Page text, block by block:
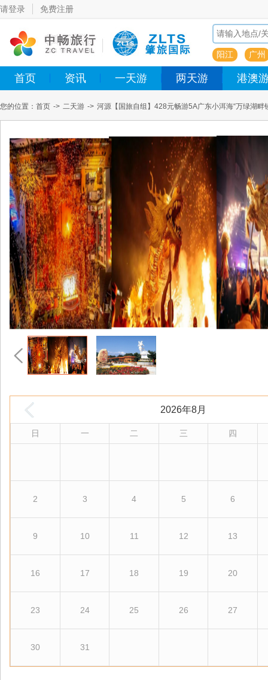
请登录 免费注册
阳江 广州
首页 资讯 一天游 两天游 港澳
您的位置： 首页 -> 二天游 -> 河源【国旅自组】428元畅游5A广东小洱海“万绿湖
2026年8月
日 一 二 三 四
2 3 4 5 6
9 10 11 12 13
16 17 18 19 20
23 24 25 26 27
30 31